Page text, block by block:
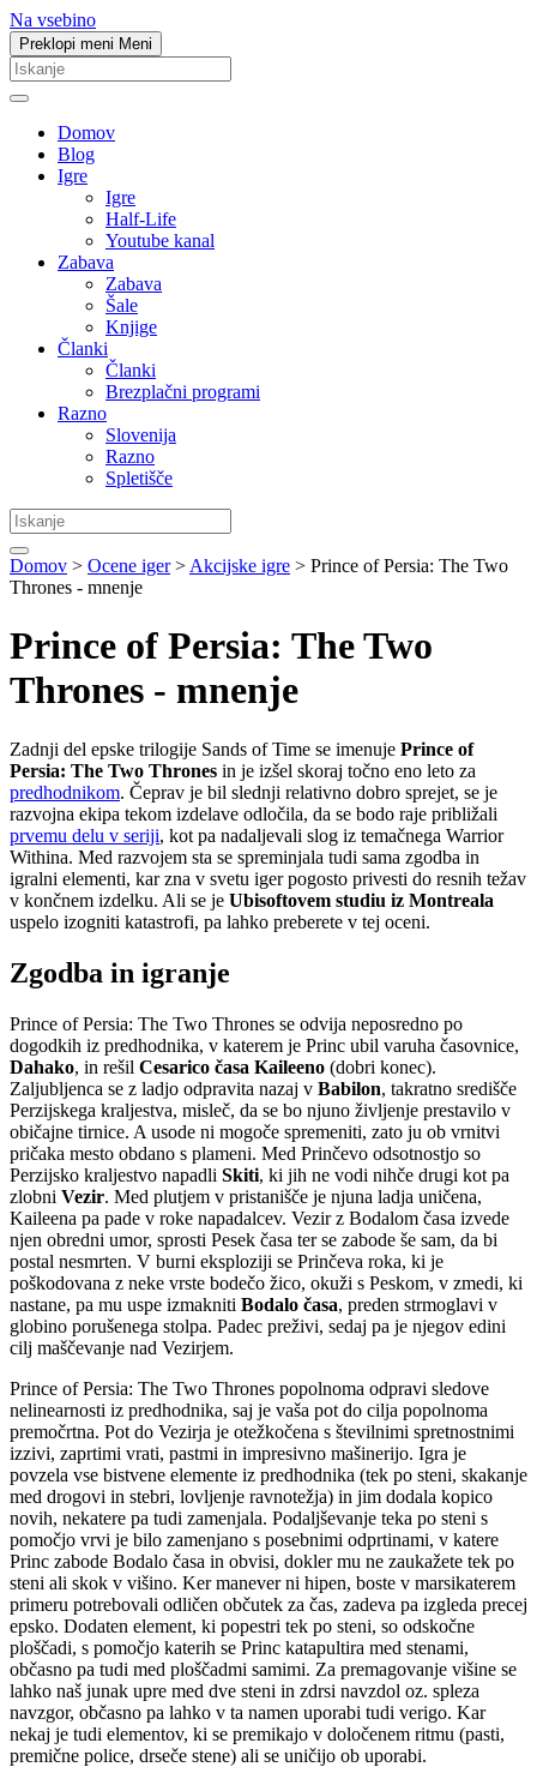
Na vsebino
Preklopi meni Meni
Domov
Blog
Igre
Igre
Half-Life
Youtube kanal
Zabava
Zabava
Šale
Knjige
Članki
Članki
Brezplačni programi
Razno
Slovenija
Razno
Spletišče
Domov > Ocene iger> Akcijske igre > Prince of Persia: The Two
Thrones - mnenje
Prince of Persia: The Two
Thrones - mnenje
Zadnji del epske trilogije Sands of Time se imenuje Prince of
Persia: The Two Thrones in je izšel skoraj točno eno leto za
predhodnikom. Čeprav je bil slednji relativno dobro sprejet, se je
razvojna ekipa tekom izdelave odločila, da se bodo raje približali
prvemu delu v seriji, kot pa nadaljevali slog iz temačnega Warrior
Withina. Med razvojem sta se spreminjala tudi sama zgodba in
igralni elementi, kar zna v svetu iger pogosto privesti do resnih težav
v končnem izdelku. Ali se je Ubisoftovem studiu iz Montreala
uspelo izogniti katastrofi, pa lahko preberete v tej oceni.
Zgodba in igranje
Prince of Persia: The Two Thrones se odvija neposredno po
dogodkih iz predhodnika, v katerem je Princ ubil varuha časovnice,
Dahako, in rešil Cesarico časa Kaileeno (dobri konec).
Zaljubljenca se z ladjo odpravita nazaj v Babilon, takratno središče
Perzijskega kraljestva, misleč, da se bo njuno življenje prestavilo v
običajne tirnice. A usode ni mogoče spremeniti, zato ju ob vrnitvi
pričaka mesto obdano s plameni. Med Prinčevo odsotnostjo so
Perzijsko kraljestvo napadli Skiti, ki jih ne vodi nihče drugi kot pa
zlobni Vezir. Med plutjem v pristanišče je njuna ladja uničena,
Kaileena pa pade v roke napadalcev. Vezir z Bodalom časa izvede
njen obredni umor, sprosti Pesek časa ter se zabode še sam, da bi
postal nesmrten. V burni eksploziji se Prinčeva roka, ki je
poškodovana z neke vrste bodečo žico, okuži s Peskom, v zmedi, ki
nastane, pa mu uspe izmakniti Bodalo časa, preden strmoglavi v
globino porušenega stolpa. Padec preživi, sedaj pa je njegov edini
cilj maščevanje nad Vezirjem.
Prince of Persia: The Two Thrones popolnoma odpravi sledove
nelinearnosti iz predhodnika, saj je vaša pot do cilja popolnoma
premočrtna. Pot do Vezirja je otežkočena s številnimi spretnostnimi
izzivi, zaprtimi vrati, pastmi in impresivno mašinerijo. Igra je
povzela vse bistvene elemente iz predhodnika (tek po steni, skakanje
med drogovi in stebri, lovljenje ravnotežja) in jim dodala kopico
novih, nekatere pa tudi zamenjala. Podaljševanje teka po steni s
pomočjo vrvi je bilo zamenjano s posebnimi odprtinami, v katere
Princ zabode Bodalo časa in obvisi, dokler mu ne zaukažete tek po
steni ali skok v višino. Ker manever ni hipen, boste v marsikaterem
primeru potrebovali odličen občutek za čas, zadeva pa izgleda precej
epsko. Dodaten element, ki popestri tek po steni, so odskočne
ploščadi, s pomočjo katerih se Princ katapultira med stenami,
občasno pa tudi med ploščadmi samimi. Za premagovanje višine se
lahko naš junak upre med dve steni in zdrsi navzdol oz. spleza
navzgor, občasno pa lahko v ta namen uporabi tudi verigo. Kar
nekaj je tudi elementov, ki se premikajo v določenem ritmu (pasti,
premične police, drseče stene) ali se uničijo ob uporabi.